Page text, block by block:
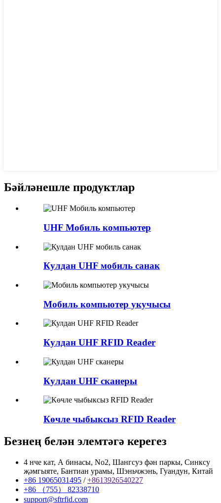
Бәйләнешле продуктлар
UHF Мобиль компьютер
Кулдан UHF мобиль санак
Мобиль компьютер укучысы
Кулдан UHF RFID Reader
Кулдан UHF сканеры
Көчле чыбыксыз RFID Reader
Безнең белән элемтәгә керегез
4 нче кат, А бинасы, No2, Шангсуэ фән паркы, Синксу
җәмгыяте, Бантиан урамы, Шэньчжэнь, Гуандун, Китай
+86 19065031495 /+8613926540227
+86 （755） 82338710
support@sftrfid.com